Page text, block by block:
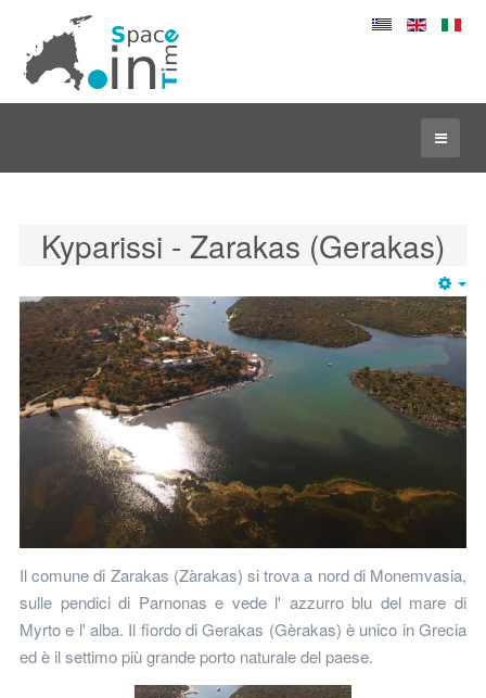
Kyparissi - Zarakas (Gerakas)
Il comune di Zarakas (Zàrakas) si trova a nord di Monemvasia,
sulle pendici di Parnonas e vede l' azzurro blu del mare di
Myrto e l' alba. Il fiordo di Gerakas (Gèrakas) è unico in Grecia
ed è il settimo più grande porto naturale del paese.